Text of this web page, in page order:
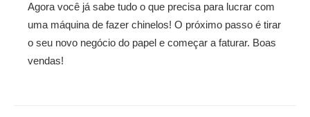
Agora você já sabe tudo o que precisa para lucrar com
uma máquina de fazer chinelos! O próximo passo é tirar
o seu novo negócio do papel e começar a faturar. Boas
vendas!